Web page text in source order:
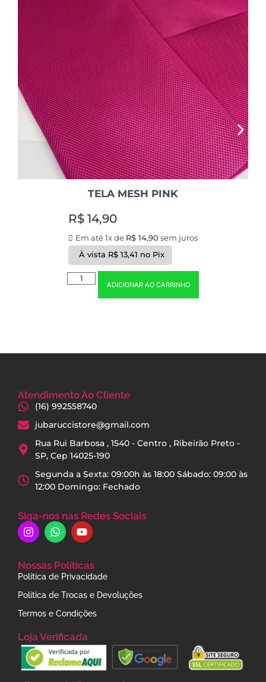
TELA MESH PINK
R$ 14,90
Em até 1x de R$ 14,90 sem juros
À vista R$13,41 no Pix
ADICIONAR AO CARRINHO
Atendimento Ao Cliente
(16) 992558740
jubaruccistore@gmail.com
Rua Rui Barbosa , 1540 - Centro , Ribeirão Preto -
SP, Cep 14025-190
Segunda a Sexta: 09:00h às 18:00 Sábado: 09:00 às
12:00 Domingo: Fechado
Siga-nos nas Redes Sociais
Nossas Políticas
Política de Privacidade
Política de Trocas e Devoluções
Termos e Condições
Loja Verificada